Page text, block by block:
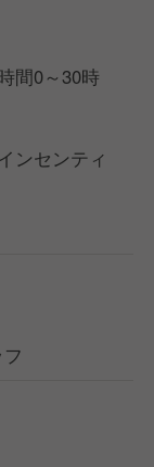
間0～30時
ンセンティ